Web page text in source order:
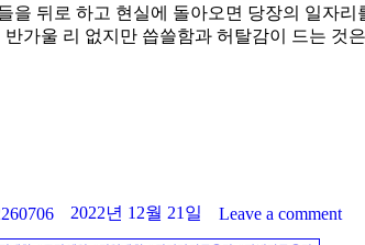
뒤로 하고 현실에 돌아오면 당장의 일자
가울 리 없지만 씁쓸함과 허탈감이 드는 것
2022년 12월 21일
Leave a comment